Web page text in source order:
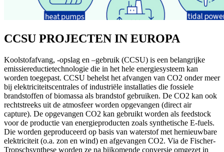
CCSU PROJECTEN IN EUROPA
Koolstofafvang, -opslag en –gebruik (CCSU) is een belangrijke
emissiereductietechnologie die in het hele energiesysteem kan
worden toegepast. CCSU behelst het afvangen van CO2 onder meer
bij elektriciteitscentrales of industriële installaties die fossiele
brandstoffen of biomassa als brandstof gebruiken. De CO2 kan ook
rechtstreeks uit de atmosfeer worden opgevangen (direct air
capture). De opgevangen CO2 kan gebruikt worden als feedstock
voor de productie van energieproducten zoals synthetische E-fuels.
Die worden geproduceerd op basis van waterstof met hernieuwbare
elektriciteit (o.a. zon en wind) en afgevangen CO2. Via de Fischer-
Tropschsynthese worden ze na bijkomende conversie omgezet in